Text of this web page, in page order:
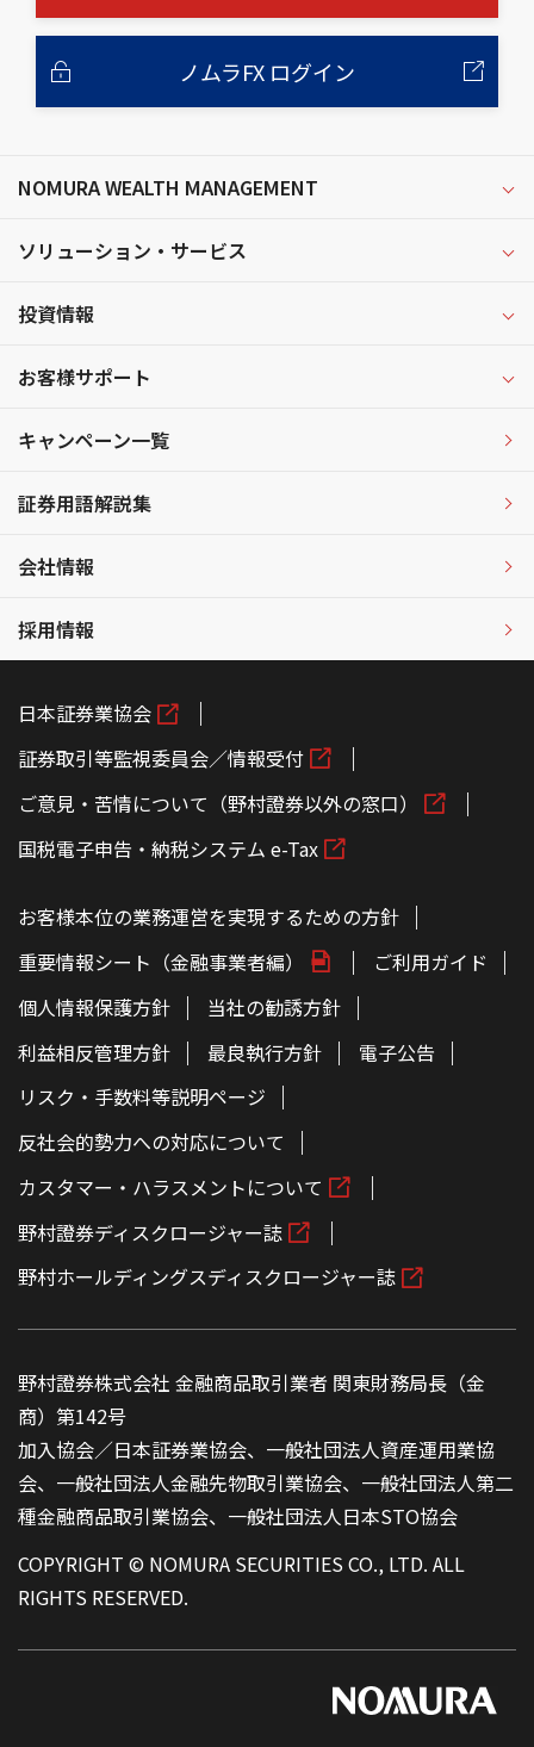
ノムラFX ログイン
NOMURA WEALTH MANAGEMENT
ソリューション・サービス
投資情報
お客様サポート
キャンペーン一覧
証券用語解説集
会社情報
採用情報
日本証券業協会
証券取引等監視委員会／情報受付
ご意見・苦情について（野村證券以外の窓口）
国税電子申告・納税システム e-Tax
お客様本位の業務運営を実現するための方針
重要情報シート（金融事業者編）
ご利用ガイド
個人情報保護方針
当社の勧誘方針
利益相反管理方針
最良執行方針
電子公告
リスク・手数料等説明ページ
反社会的勢力への対応について
カスタマー・ハラスメントについて
野村證券ディスクロージャー誌
野村ホールディングスディスクロージャー誌
野村證券株式会社 金融商品取引業者 関東財務局長（金
商）第142号
加入協会／日本証券業協会、一般社団法人資産運用業協
会、一般社団法人金融先物取引業協会、一般社団法人第二
種金融商品取引業協会、一般社団法人日本STO協会
COPYRIGHT © NOMURA SECURITIES CO., LTD. ALL
RIGHTS RESERVED.